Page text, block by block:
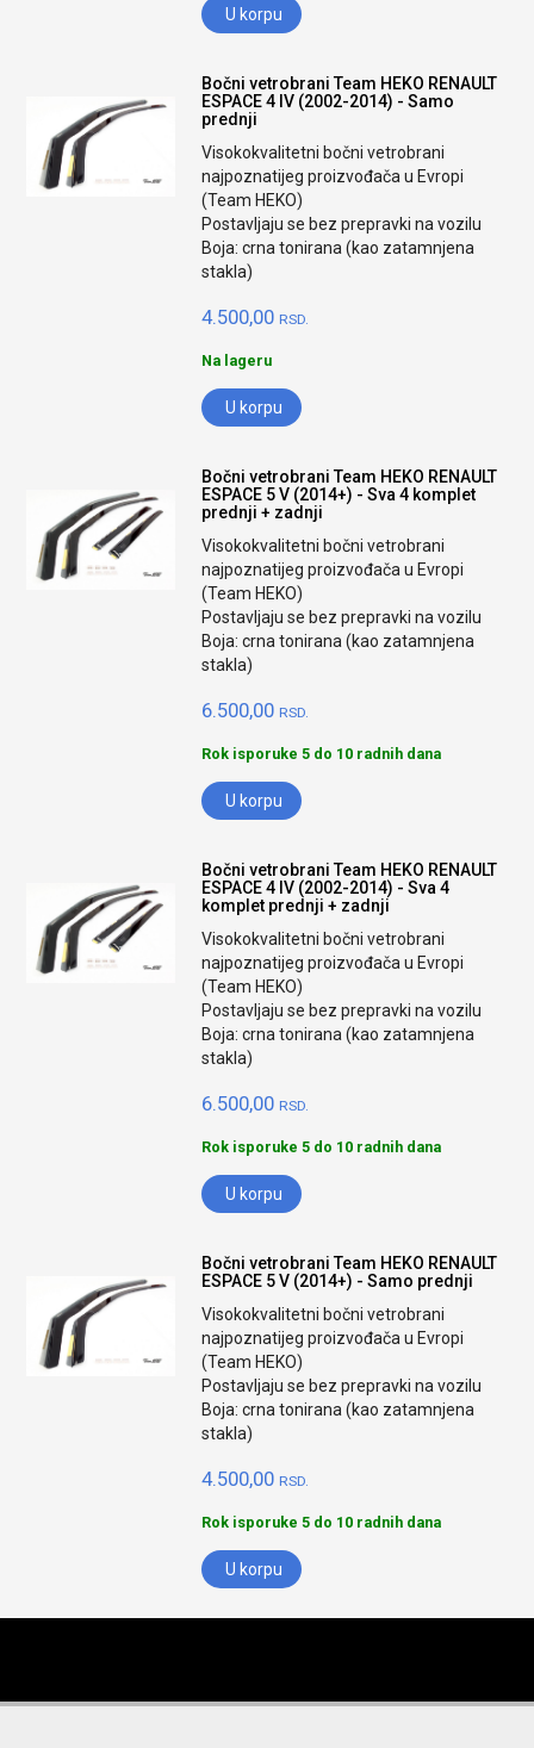
U korpu
Bočni vetrobrani Team HEKO RENAULT
ESPACE 4 IV (2002-2014) - Samo
prednji
Visokokvalitetni bočni vetrobrani
najpoznatijeg proizvođača u Evropi
(Team HEKO)
Postavljaju se bez prepravki na vozilu
Boja: crna tonirana (kao zatamnjena
stakla)
4.500,00 RSD.
Na lageru
U korpu
Bočni vetrobrani Team HEKO RENAULT
ESPACE 5 V (2014+) - Sva 4 komplet
prednji + zadnji
Visokokvalitetni bočni vetrobrani
najpoznatijeg proizvođača u Evropi
(Team HEKO)
Postavljaju se bez prepravki na vozilu
Boja: crna tonirana (kao zatamnjena
stakla)
6.500,00 RSD.
Rok isporuke 5 do 10 radnih dana
U korpu
Bočni vetrobrani Team HEKO RENAULT
ESPACE 4 IV (2002-2014) - Sva 4
komplet prednji + zadnji
Visokokvalitetni bočni vetrobrani
najpoznatijeg proizvođača u Evropi
(Team HEKO)
Postavljaju se bez prepravki na vozilu
Boja: crna tonirana (kao zatamnjena
stakla)
6.500,00 RSD.
Rok isporuke 5 do 10 radnih dana
U korpu
Bočni vetrobrani Team HEKO RENAULT
ESPACE 5 V (2014+) - Samo prednji
Visokokvalitetni bočni vetrobrani
najpoznatijeg proizvođača u Evropi
(Team HEKO)
Postavljaju se bez prepravki na vozilu
Boja: crna tonirana (kao zatamnjena
stakla)
4.500,00 RSD.
Rok isporuke 5 do 10 radnih dana
U korpu